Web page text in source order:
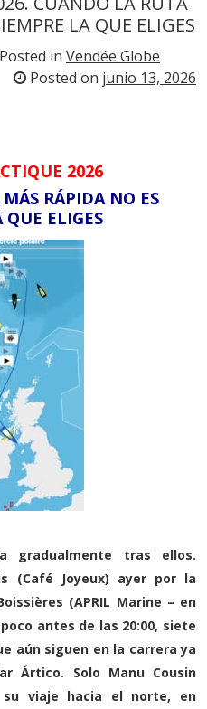
LA QUE ELIGES
Posted in Vendée Globe
Posted on junio 13, 2026
2026
RÁPIDA NO ES
QUE ELIGES
gradualmente tras ellos.
(Café Joyeux) ayer por la
(APRIL Marine – en
antes de las 20:00, siete
aún siguen en la carrera ya
Ártico. Solo Manu Cousin
su viaje hacia el norte, en